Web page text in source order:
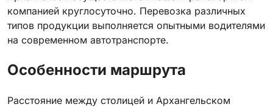
компанией круглосуточно. Перевозка различных
типов продукции выполняется опытными водителями
на современном автотранспорте.
Особенности маршрута
Расстояние между столицей и Архангельском